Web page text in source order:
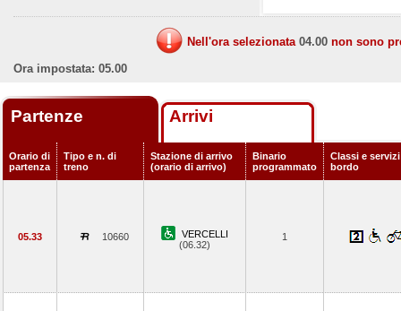
Nell'ora selezionata 04.00 non sono
Ora impostata: 05.00
Partenze Arrivi
Orario di
partenza
Tipo e n. di
treno
Stazione di arrivo
(orario di arrivo)
Binario
programmato
Classi e servizi
bordo
05.33 10660
VERCELLI
(06.32)
1